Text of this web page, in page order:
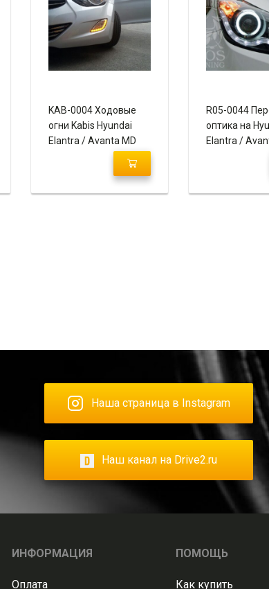
KAB-0004 Ходовые
огни Kabis Hyundai
Elantra / Avanta MD
R05-0044
оптика на
Elantra /
Наша страница в Instagram
Наш канал на Drive2.ru
ИНФОРМАЦИЯ
Оплата
ПОМОЩЬ
Как купить